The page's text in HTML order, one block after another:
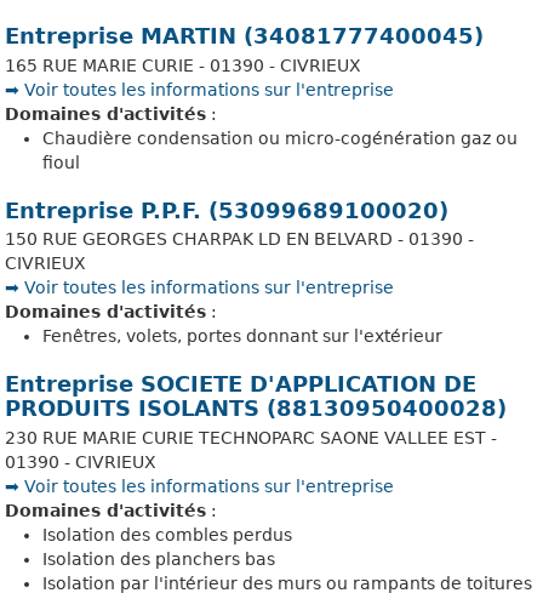
Entreprise MARTIN (34081777400045)
165 RUE MARIE CURIE - 01390 - CIVRIEUX
➡️ Voir toutes les informations sur l'entreprise
Domaines d'activités :
Chaudière condensation ou micro-cogénération gaz ou
fioul
Entreprise P.P.F. (53099689100020)
150 RUE GEORGES CHARPAK LD EN BELVARD - 01390 -
CIVRIEUX
➡️ Voir toutes les informations sur l'entreprise
Domaines d'activités :
Fenêtres, volets, portes donnant sur l'extérieur
Entreprise SOCIETE D'APPLICATION DE
PRODUITS ISOLANTS (88130950400028)
230 RUE MARIE CURIE TECHNOPARC SAONE VALLEE EST -
01390 - CIVRIEUX
➡️ Voir toutes les informations sur l'entreprise
Domaines d'activités :
Isolation des combles perdus
Isolation des planchers bas
Isolation par l'intérieur des murs ou rampants de toitures